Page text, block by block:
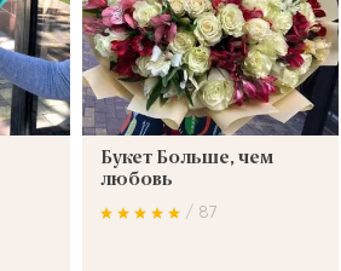
Букет Больше, чем
любовь
/ 87